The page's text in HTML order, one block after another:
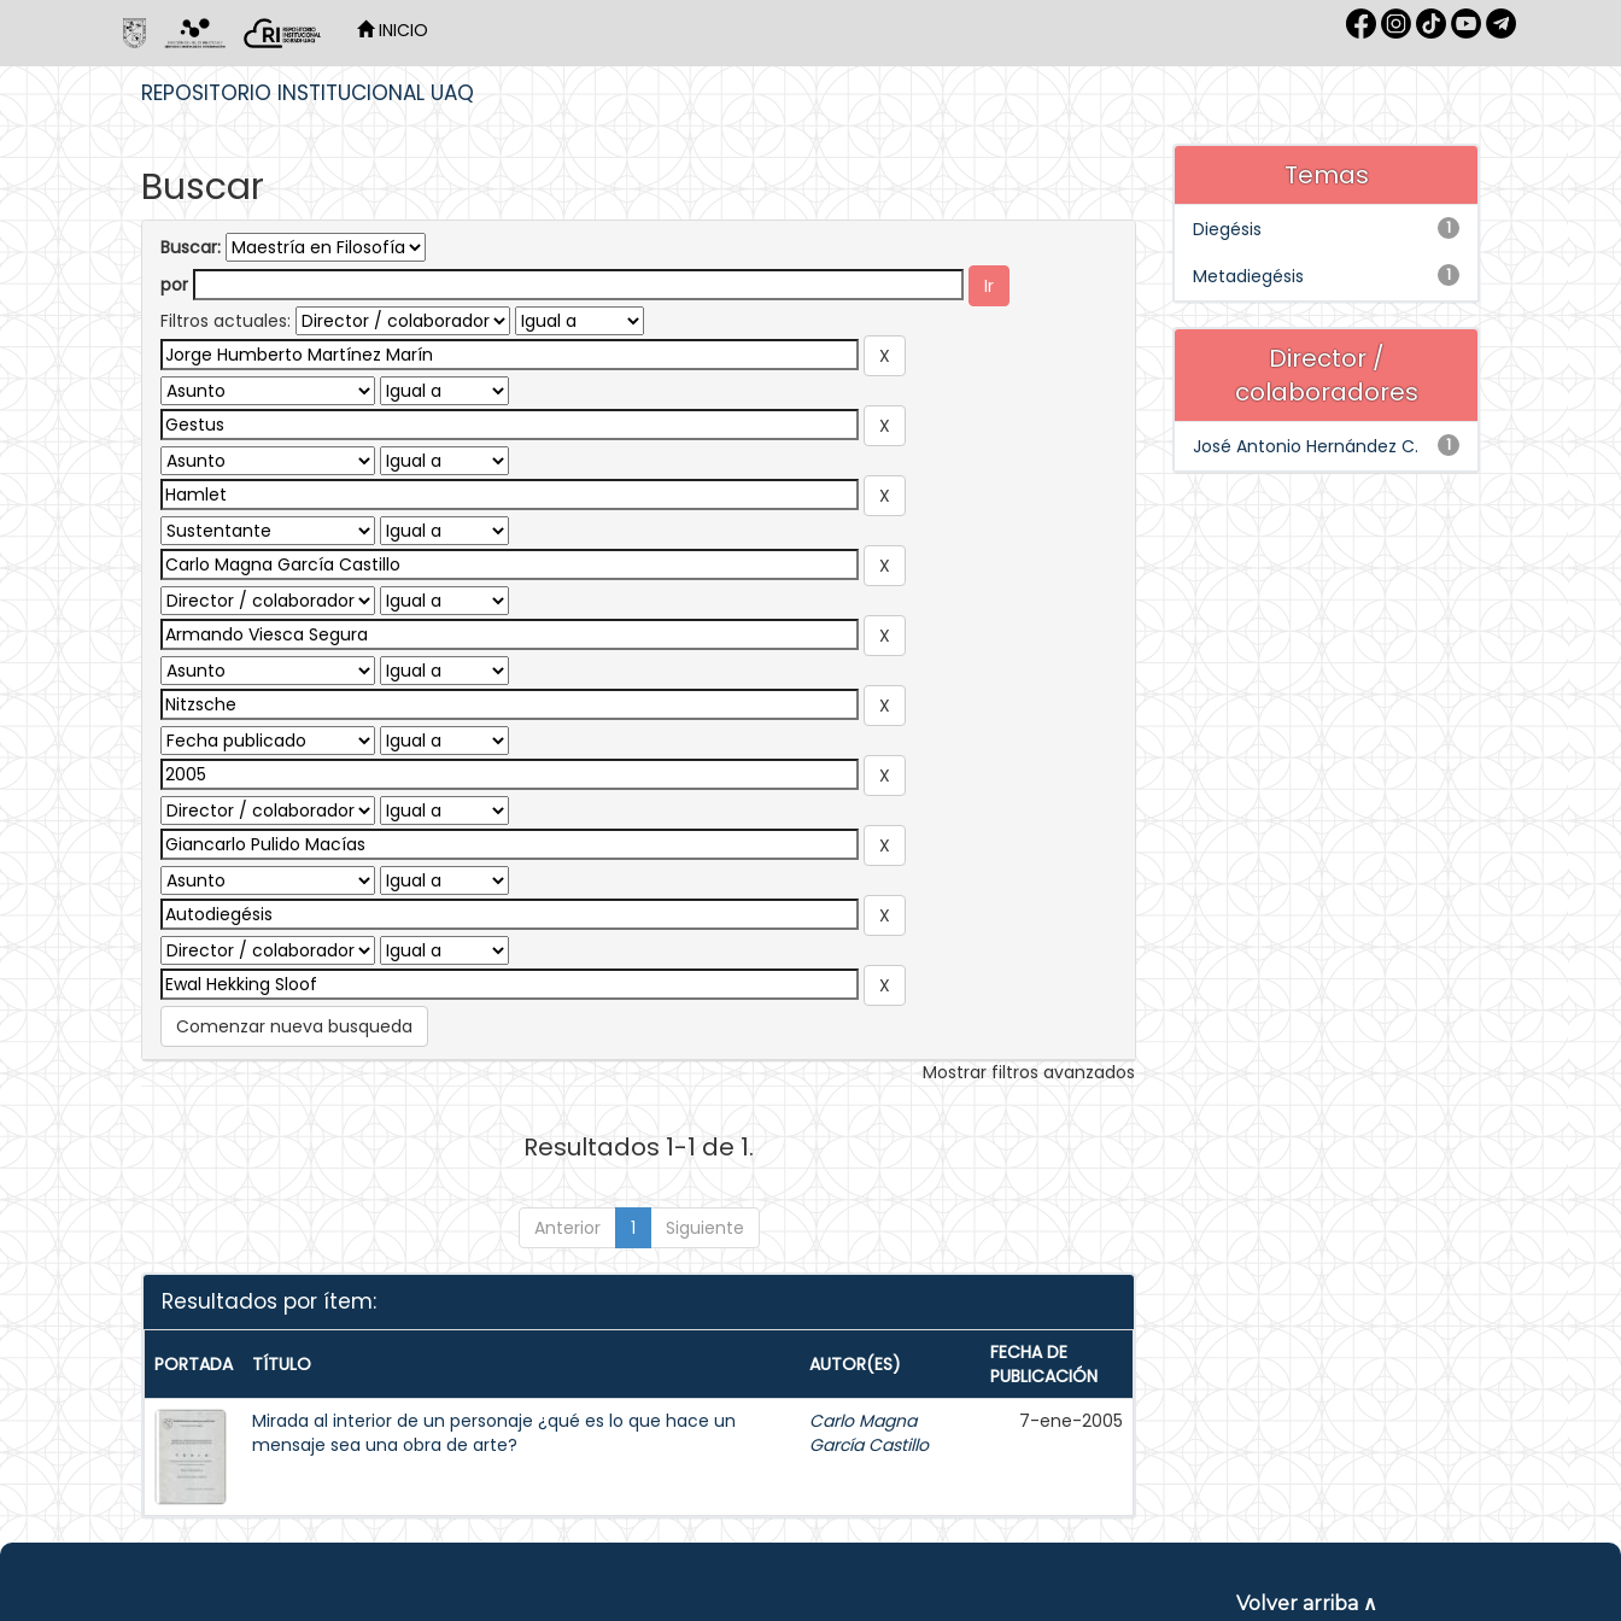
INICIO
REPOSITORIO INSTITUCIONAL UAQ
Buscar
Buscar:
por
Filtros actuales:
Comenzar nueva busqueda
Mostrar filtros avanzados
Resultados 1-1 de 1.
Anterior 1 Siguiente
Resultados por ítem:
PORTADA TÍTULO AUTOR(ES)
FECHA DE
PUBLICACIÓN
Mirada al interior de un personaje ¿qué es lo que hace un
mensaje sea una obra de arte?
Carlo Magna
García Castillo
7-ene-2005
Temas
1
Diegésis
1
Metadiegésis
Director /
colaboradores
1
José Antonio Hernández C.
Volver arriba ∧